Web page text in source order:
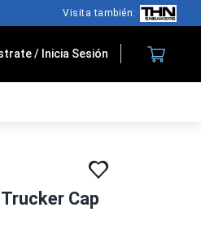
Visita también:
/ Inicia Sesión
Cap